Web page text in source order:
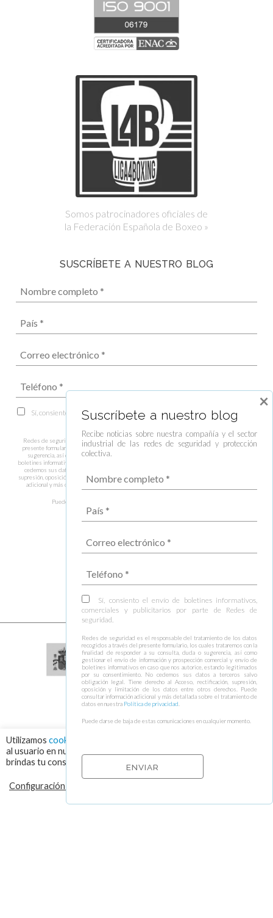
Somos patrocinadores oficiales de
la Federación Española de Boxeo »
SUSCRÍBETE A NUESTRO BLOG
Sí, consiento el envío de boletines informativos, comerciales y publicitarios
por parte de Redes de seguridad.
Redes de seguridad es el responsable del tratamiento de los datos recogidos a través del
presente formulario, los cuales trataremos con la finalidad de responder a su consulta, duda o
sugerencia, así como gestionar el envío de información y prospección comercial y envío de
boletines informativos en caso que nos autorice, estando legitimados por su consentimiento. No
cedemos sus datos a terceros salvo obligación legal. Tiene derecho al Acceso, rectificación,
supresión, oposición y limitación de los datos entre otros derechos. Puede consultar información
adicional y más detallada sobre el tratamiento de datos en nuestra
Puede darse de baja de estas comunicaciones en cualquier momento.
Utilizamos cookies
al usuario en nuestra web. Haciendo click en el botón "Aceptar",
brindas tu consentimiento para el uso de todas las cookies.
Configuración de cookies
Suscríbete a nuestro blog
Recibe noticias sobre nuestra compañía y el sector
industrial de las redes de seguridad y protección
colectiva.
Sí, consiento el envío de boletines informativos,
comerciales y publicitarios por parte de Redes de
seguridad.
Redes de seguridad es el responsable del tratamiento de los datos
recogidos a través del presente formulario, los cuales trataremos con la
finalidad de responder a su consulta, duda o sugerencia, así como
gestionar el envío de información y prospección comercial y envío de
boletines informativos en caso que nos autorice, estando legitimados
por su consentimiento. No cedemos sus datos a terceros salvo
obligación legal. Tiene derecho al Acceso, rectificación, supresión,
oposición y limitación de los datos entre otros derechos. Puede
consultar información adicional y más detallada sobre el tratamiento de
datos en nuestra Política de privacidad
Puede darse de baja de estas comunicaciones en cualquier momento.
×